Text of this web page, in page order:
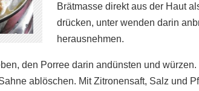
Brätmasse direkt aus der Haut
drücken, unter wenden darin
herausnehmen.
den Porree darin andünsten und
ablöschen. Mit Zitronensaft, Salz und